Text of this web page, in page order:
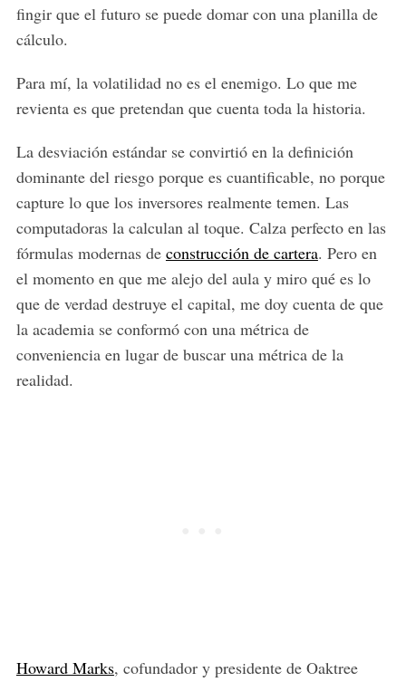
fingir que el futuro se puede domar con una planilla de
cálculo.
Para mí, la volatilidad no es el enemigo. Lo que me
revienta es que pretendan que cuenta toda la historia.
La desviación estándar se convirtió en la definición
dominante del riesgo porque es cuantificable, no porque
capture lo que los inversores realmente temen. Las
computadoras la calculan al toque. Calza perfecto en las
fórmulas modernas de construcción de cartera. Pero en
el momento en que me alejo del aula y miro qué es lo
que de verdad destruye el capital, me doy cuenta de que
la academia se conformó con una métrica de
conveniencia en lugar de buscar una métrica de la
realidad.
Howard Marks, cofundador y presidente de Oaktree